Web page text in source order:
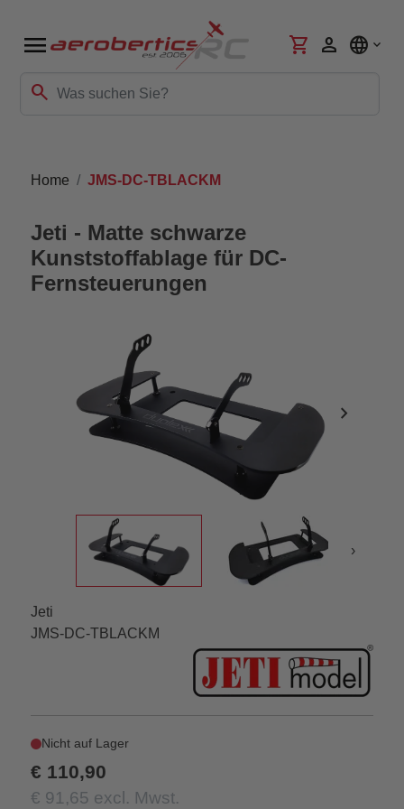
menu
search
shopping_cart person language
Home JMS-DC-TBLACKM
Jeti - Matte schwarze
Kunststoffablage für DC-
Fernsteuerungen
chevron_right
›
Jeti
JMS-DC-TBLACKM
Nicht auf Lager
€ 110,90
€ 91,65 excl. Mwst.